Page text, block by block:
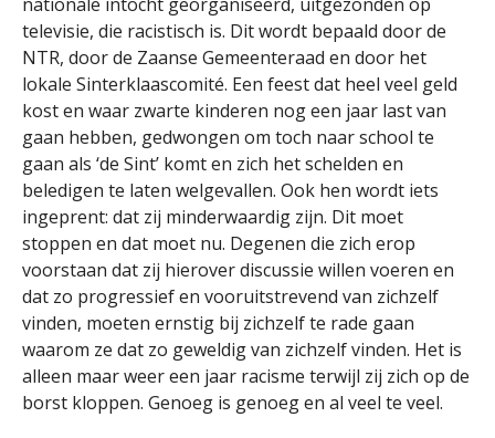
televisie, die racistisch is. Dit wordt bepaald door de
NTR, door de Zaanse Gemeenteraad en door het
lokale Sinterklaascomité. Een feest dat heel veel geld
kost en waar zwarte kinderen nog een jaar last van
gaan hebben, gedwongen om toch naar school te
gaan als ‘de Sint’ komt en zich het schelden en
beledigen te laten welgevallen. Ook hen wordt iets
ingeprent: dat zij minderwaardig zijn. Dit moet
stoppen en dat moet nu. Degenen die zich erop
voorstaan dat zij hierover discussie willen voeren en
dat zo progressief en vooruitstrevend van zichzelf
vinden, moeten ernstig bij zichzelf te rade gaan
waarom ze dat zo geweldig van zichzelf vinden. Het is
alleen maar weer een jaar racisme terwijl zij zich op de
borst kloppen. Genoeg is genoeg en al veel te veel.